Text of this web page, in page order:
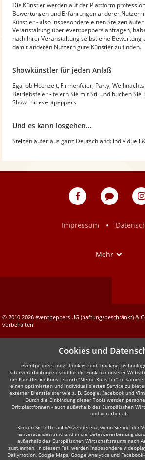
Die Künstler werden auf der Plattform
Bewertungen und Erfahrungen anderer Nutzer
Künstler - also insbesondere einen
Veranstaltung über eventpeppers anfragen,
nach Ihrer Veranstaltung selbst eine Bewertung
damit anderen Nutzern gute Künstler zu finden.
Showkünstler für jeden Anlaß
Egal ob Hochzeit, Firmenfeier, Party,
Betriebsfeier - feiern Sie mit Stil und buchen Sie
Show mit eventpeppers.
Und es kann losgehen...
Stelzenläufer aus ganz Deutschland: individuell
eventpeppers
Blog
Impressum
•
Mehr
© 2010-2026 eventpeppers UG (haftungsbeschränkt) &
vorbehalten.
Cookies und
eventpeppers nutzt Cookies und Tracking-
Datenverarbeitungen sind für die Funktion unserer
um Künstler im Künstlerkorb "Meine Künstler" zu
einen optimierten und individualisierten Service zu
externer Dienstleister wie z. B. Google, Facebook und
Durch die Einbindung dieser Tools werden
Drittplattformen - auch außerhalb des Europäischen
und verarbeitet.
Klicken Sie bitte auf «Akzeptieren», wenn Sie mit der
einverstanden sind und in die Datenverarbeitung
außerhalb des Europäischen Wirtschaftsraums nach
zustimmen. In diesem Fall werden insbesondere
Dailymotion, Google Maps, Google Analytics und